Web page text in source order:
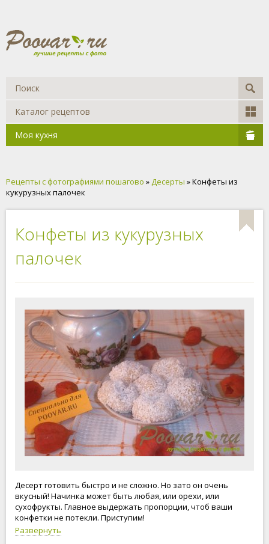
Каталог рецептов
Моя кухня
Рецепты с фотографиями пошагово »Десерты » Конфеты из
кукурузных палочек
Конфеты из кукурузных
палочек
Десерт готовить быстро и не сложно. Но зато он очень
вкусный! Начинка может быть любая, или орехи, или
сухофрукты. Главное выдержать пропорции, чтоб ваши
конфетки не потекли. Приступим!
Развернуть